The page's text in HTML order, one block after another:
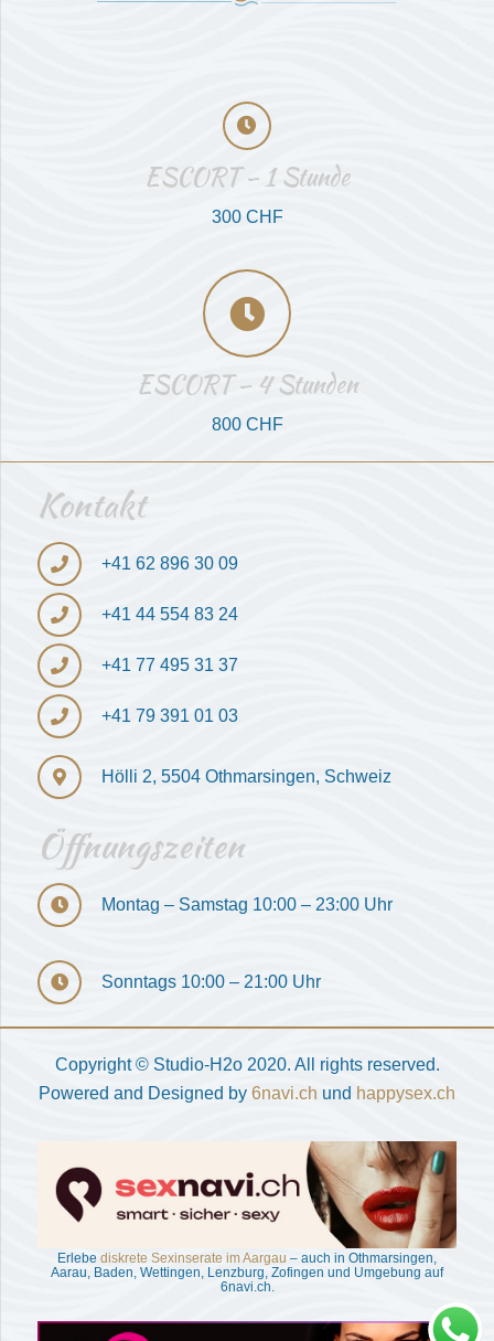
ESCORT – 1 Stunde
300 CHF
ESCORT – 4 Stunden
800 CHF
Kontakt
+41 ‎62 896 30 09
+41 ‎44 554 83 24
+41 77 495 31 37
+41 79 391 01 03
Hölli 2, 5504 Othmarsingen, Schweiz
Öffnungszeiten
Montag – Samstag 10:00 – 23:00 Uhr
Sonntags 10:00 – 21:00 Uhr
Copyright © Studio-H2o 2020. All rights reserved.
Powered and Designed by 6navi.ch und happysex.ch
Erlebe diskrete Sexinserate im Aargau – auch in Othmarsingen,
Aarau, Baden, Wettingen, Lenzburg, Zofingen und Umgebung auf
6navi.ch.